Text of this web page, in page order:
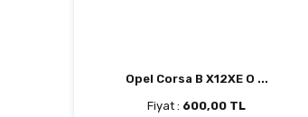
Opel Corsa B X12XE O ...
Fiyat : 600,00 TL